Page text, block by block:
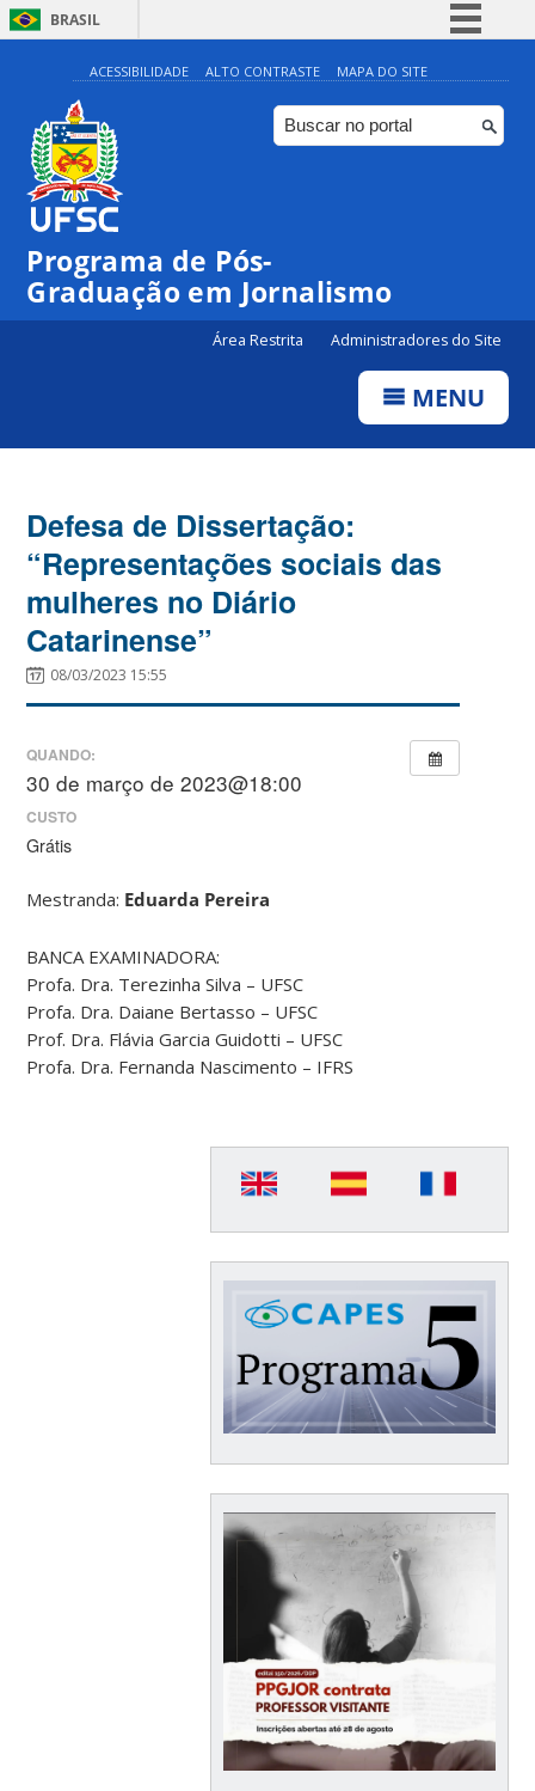
BRASIL
Simplifique!
Comunica BR
Participe
ACESSIBILIDADE ALTO CONTRASTE MAPA DO SITE
Programa de Pós-
Graduação em Jornalismo
Área Restrita Administradores do Site
MENU
Defesa de Dissertação:
“Representações sociais das
mulheres no Diário
Catarinense”
08/03/2023 15:55
QUANDO:
30 de março de 2023@18:00
CUSTO
Grátis
Mestranda: Eduarda Pereira
BANCA EXAMINADORA:
Profa. Dra. Terezinha Silva – UFSC
Profa. Dra. Daiane Bertasso – UFSC
Prof. Dra. Flávia Garcia Guidotti – UFSC
Profa. Dra. Fernanda Nascimento – IFRS